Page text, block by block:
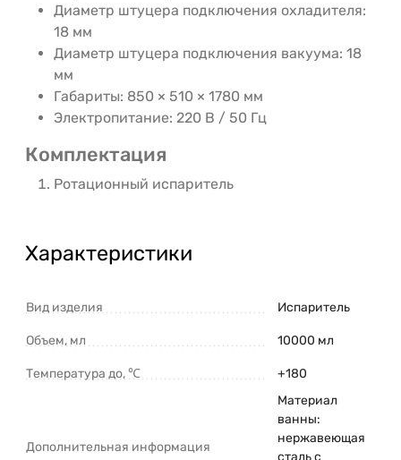
Диаметр штуцера подключения охладителя:
18 мм
Диаметр штуцера подключения вакуума: 18
мм
Габариты: 850 × 510 × 1780 мм
Электропитание: 220 В / 50 Гц
Комплектация
Ротационный испаритель
Характеристики
Вид изделия Испаритель
Объем, мл 10000 мл
Температура до, ℃ +180
Дополнительная информация
Материал
ванны:
нержавеющая
сталь с